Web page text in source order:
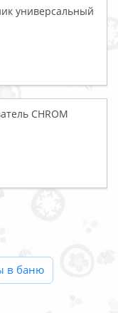
универсальный
CHROM
в баню